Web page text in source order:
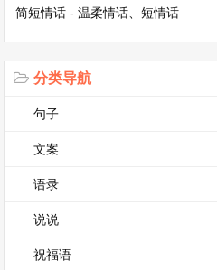
李白《望天门山》全诗翻
观沧海原文及翻译
英语作文范文带翻译（通
简短情话 - 温柔情话、短情话
分类导航
句子
文案
语录
说说
祝福语